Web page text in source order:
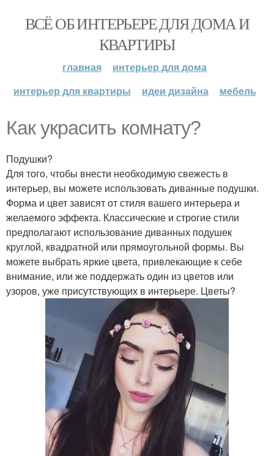
ВСЁ ОБ ИНТЕРЬЕРЕ ДЛЯ ДОМА И
КВАРТИРЫ
главная
интерьер для дома
интерьер для квартиры
идеи дизайна мебель
Как украсить комнату?
Подушки?
Для того, чтобы внести необходимую свежесть в
интерьер, вы можете использовать диванные подушки.
Форма и цвет зависят от стиля вашего интерьера и
желаемого эффекта. Классические и строгие стили
предполагают использование диванных подушек
круглой, квадратной или прямоугольной формы. Вы
можете выбрать яркие цвета, привлекающие к себе
внимание, или же поддержать один из цветов или
узоров, уже присутствующих в интерьере. Цветы?